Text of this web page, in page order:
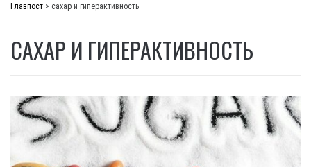
Главпост > сахар и гиперактивность
САХАР И ГИПЕРАКТИВНОСТЬ